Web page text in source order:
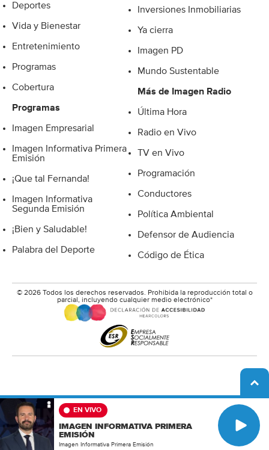
r
r
EN VIVO
IMAGEN INFORMATIVA PRIMERA
EMISIÓN
Imagen Informativa Primera Emisión
a
Deportes
Vida y Bienestar
Entretenimiento
Programas
Cobertura
Programas
Imagen Empresarial
Imagen Informativa Primera
Emisión
¡Que tal Fernanda!
Imagen Informativa
Segunda Emisión
¡Bien y Saludable!
Palabra del Deporte
Inversiones Inmobiliarias
Ya cierra
Imagen PD
Mundo Sustentable
Más de Imagen Radio
Última Hora
Radio en Vivo
TV en Vivo
Programación
Conductores
Política Ambiental
Defensor de Audiencia
Código de Ética
© 2026 Todos los derechos reservados. Prohibida la reproducción total o
parcial, incluyendo cualquier medio electrónico*